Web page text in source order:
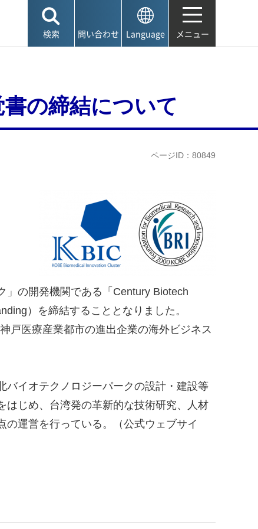
検索 問い合わせ Language メニュー
の締結について
ページID：80849
の開発機関である「Century Biotech
）を締結することとなりました。
戸医療産業都市の進出企業の海外ビジネス
イオテクノロジーパークの設計・建設等
はじめ、台湾発の革新的な技術研究、人材
運営を行っている。（公式ウェブサイ